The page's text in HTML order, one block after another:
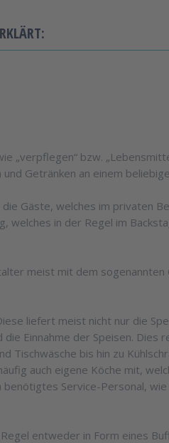
„verpflegen“ bzw.
Getränken an einem
Gäste, welches im privaten
welches in der Regel im
meist mit dem sogenannten
liefert meist nicht nur die
Einnahme der Speisen. Dies
Tischwäsche bis hin zu
auch eigene Köche mit,
Service-Personal, wie
entweder in Form eines